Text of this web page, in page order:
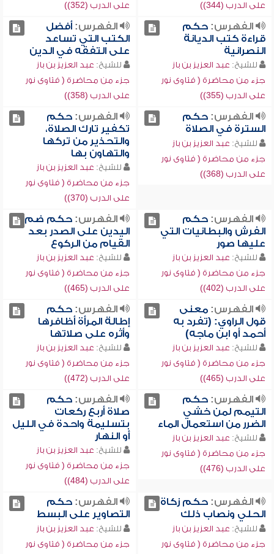
على الدرب (344))
على الدرب (352))
الفهرس:حكم
قراءة كتب الديانة
النصرانية
للشيخ: عبد العزيز بن باز
جزء من محاضرة ( فتاوى نور
على الدرب (355))
الفهرس:أفضل
الكتب التي تساعد
على التفقه في الدين
للشيخ: عبد العزيز بن باز
جزء من محاضرة ( فتاوى نور
على الدرب (358))
الفهرس:حكم
السترة في الصلاة
للشيخ: عبد العزيز بن باز
جزء من محاضرة ( فتاوى نور
على الدرب (368))
الفهرس:حكم
تكفير تارك الصلاة،
والتحذير من تركها
والتهاون بها
للشيخ: عبد العزيز بن باز
جزء من محاضرة ( فتاوى نور
على الدرب (370))
الفهرس:حكم
الفرش والبطانيات التي
عليها صور
للشيخ: عبد العزيز بن باز
جزء من محاضرة ( فتاوى نور
على الدرب (402))
الفهرس:حكم ضم
اليدين على الصدر بعد
القيام من الركوع
للشيخ: عبد العزيز بن باز
جزء من محاضرة ( فتاوى نور
على الدرب (465))
الفهرس:معنى
قول الراوي: (تفرد به
أحمد أو ابن ماجه)
للشيخ: عبد العزيز بن باز
جزء من محاضرة ( فتاوى نور
على الدرب (465))
الفهرس:حكم
إطالة المرأة أظافرها
وأثره على صلاتها
للشيخ: عبد العزيز بن باز
جزء من محاضرة ( فتاوى نور
على الدرب (472))
الفهرس:حكم
التيمم لمن خشي
الضرر من استعمال الماء
للشيخ: عبد العزيز بن باز
جزء من محاضرة ( فتاوى نور
على الدرب (476))
الفهرس:حكم
صلاة أربع ركعات
بتسليمة واحدة في الليل
أو النهار
للشيخ: عبد العزيز بن باز
جزء من محاضرة ( فتاوى نور
على الدرب (484))
الفهرس:حكم زكاة
الحلي ونصاب ذلك
للشيخ: عبد العزيز بن باز
جزء من محاضرة ( فتاوى نور
الفهرس:حكم
التصاوير على البسط
للشيخ: عبد العزيز بن باز
جزء من محاضرة ( فتاوى نور